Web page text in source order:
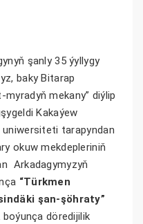
şanly 35 ýyllygy
baky Bitarap
mekany” diýlip
Kakaýew
uniwersiteti tarapyndan
okuw mekdepleriniň
Arkadagymyzyň
“Türkmen
şan-şöhraty”
döredijilik